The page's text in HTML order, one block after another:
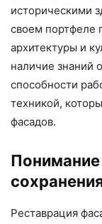
историческими
своем портфеле
архитектуры и
наличие знаний
способности
техникой,
фасадов.
Реставрация